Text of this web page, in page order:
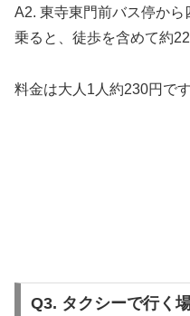
A2. 東寺東門前バス停か
乗ると、徒歩を含めて約22
料金は大人1人約230円です
Q3. タクシーで行く